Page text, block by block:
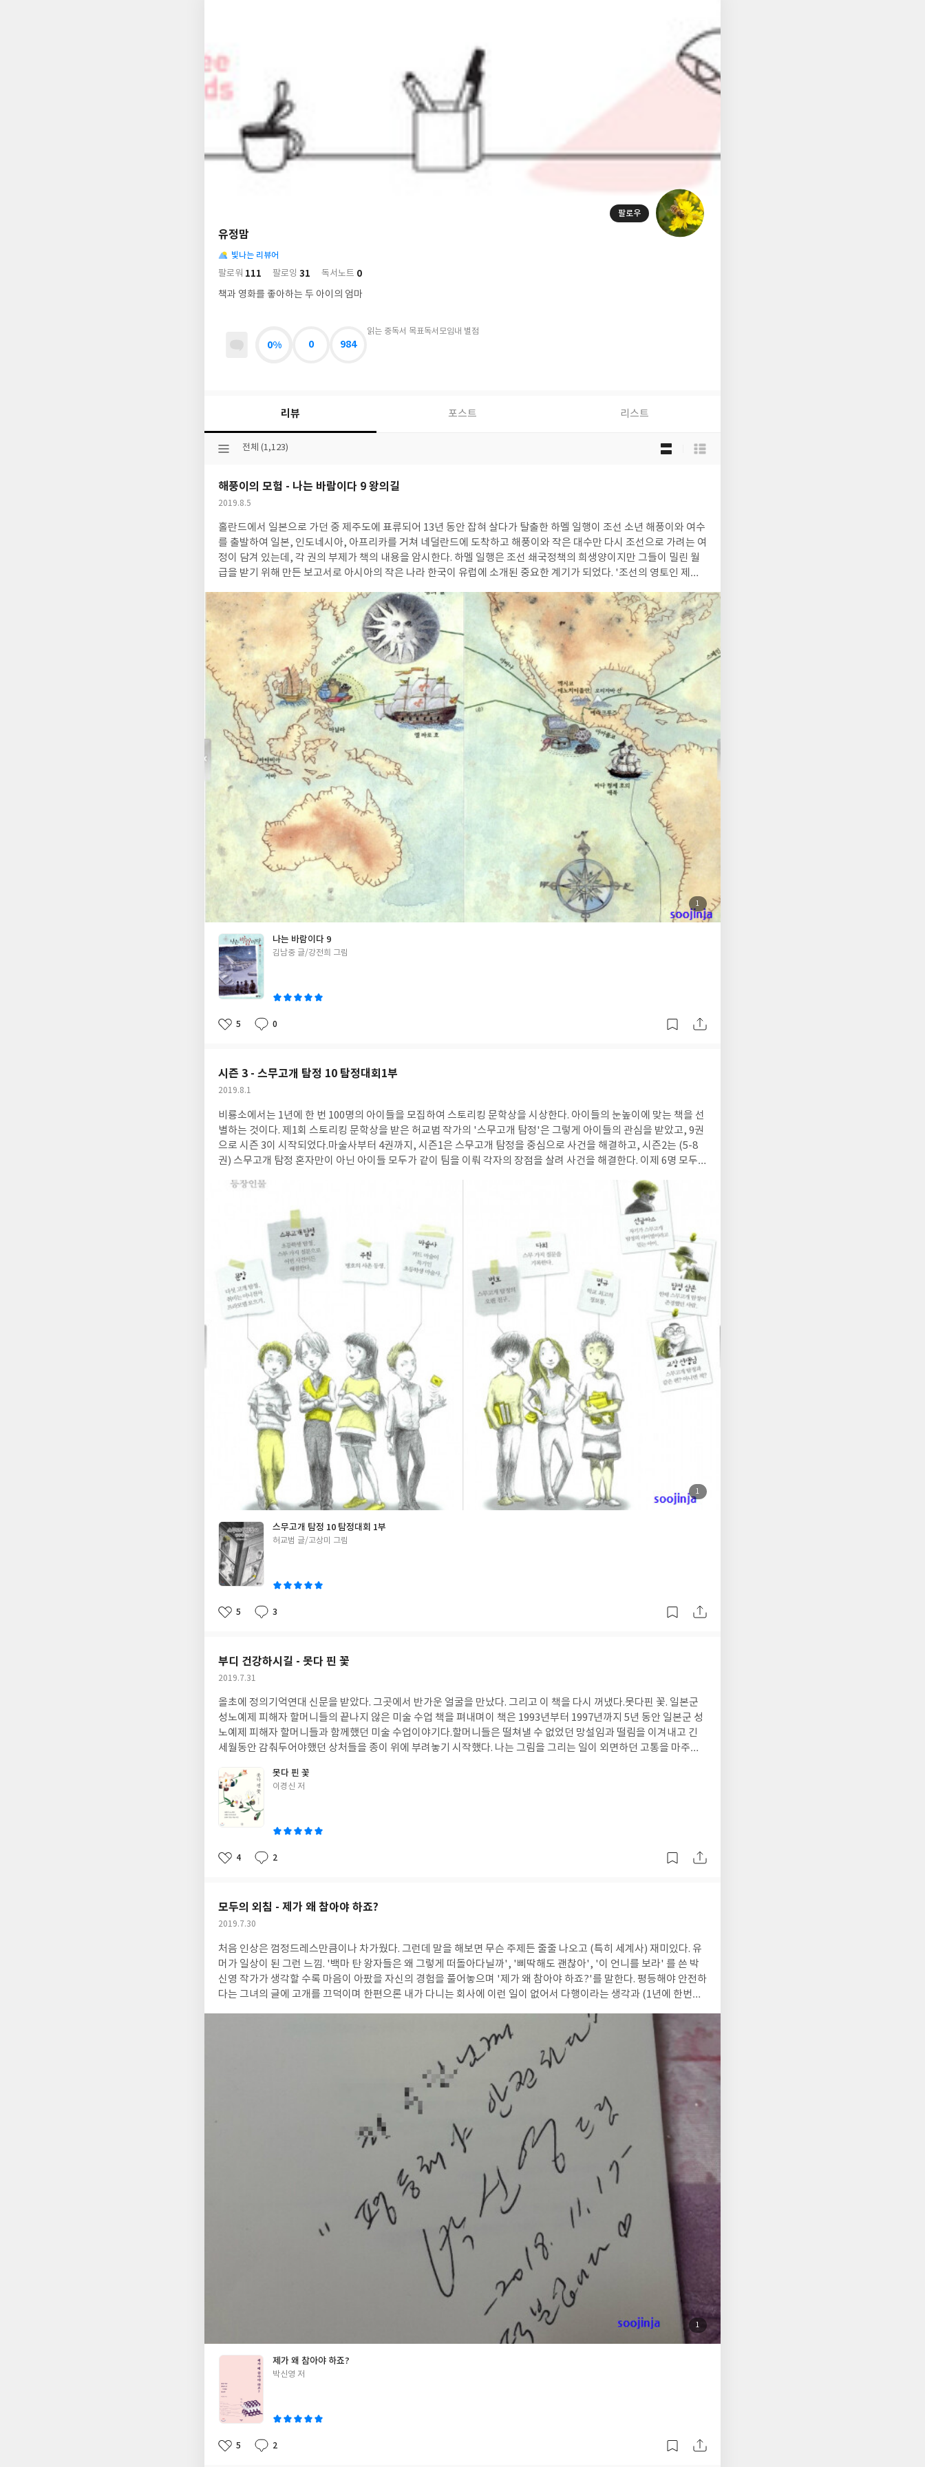
저
팔로우
유정맘
님
의
사
락
빛나는 리뷰어
팔로워 111 팔로잉 31 독서노트 0
책과 영화를 좋아하는 두 아이의 엄마
읽는 중독서 목표
0%
독서모임
0
내 별점
984
리뷰 포스트 리스트
선
분
류
전체 (1,123)
해풍이의 모험 - 나는 바람이다 9 왕의길
작
일
2019.8.5
홀란드에서 일본으로 가던 중 제주도에 표류되어 13년 동안 잡혀 살다가 탈출한 하멜 일행이 조선 소년 해풍이와 여수
를 출발하여 일본, 인도네시아, 아프리카를 거쳐 네덜란드에 도착하고 해풍이와 작은 대수만 다시 조선으로 가려는 여
정이 담겨 있는데, 각 권의 부제가 책의 내용을 암시한다. 하멜 일행은 조선 쇄국정책의 희생양이지만 그들이 밀린 월
급을 받기 위해 만든 보고서로 아시아의 작은 나라 한국이 유럽에 소개된 중요한 계기가 되었다. '조선의 영토인 제주
가사키로 탈출할 때까지 경험한 사건 및 조선 백성의 관습과 국토의 상황에 대한 보고서.' (네덜란드 동인도회사에 조
선에서의 13년 일본에서의 1년 밀린 월급을 받기 위한 보고서) 네덜란드에 도착하였지만 적응하지 못한 작은 대수는
해풍이와 조선으로 가려는데 사고가 생겨 해풍과 떨어져 다른 배를 타게 되고 뜻하지 않게 해적선인 바다 형제 호에 탑
승하고, 작은 대수와 만났던 노예선에 있던 검은공주 코코는 해풍이와 만나게 된다. 탈출 노예인 코코는 해풍이의 도
움으로 자유가 되고, 누에나 에스파냐에서 태어난 스페인인을 말하는 '크리오요'인 코레아라는 이름을 가진 사람과
만나 쿠바의 아바나에서 멕시코 만의 베라크루즈로 향한다. (조선은 Corea, 아저씨는 Correa) 노예의 기억을 잊을 수
있는 곳으로 가고 싶은 코코는 같은 배에 탄 후안이 알려준 코르도바에 있는 얀가의 왕국 (흑인 노예들이 자유로운 곳)
으로 가고 싶어하고, 해풍이는 조선에 가고 싶어한 작은 대수가 아시아로 가는 해적선을 타기 위해서 스스로 해적이
되었다는 사실을 알고 아카풀코에서 마닐라로 가는 배를 타려고 한다. 아시아의 필리핀에서 유럽의 스페인까지 이어
진 길은 스페인 왕의 광대한 영토를 이은 길로 카미노 레알 즉 왕의 길로 부른다. 얀가의 왕국으로 불리는 마을에서 만
난 소토코는 코코를 받아들이고, 노예였던 코코를 탈출시키고, 노예가 될 것 같은 해풍이를 보호해주는 코레아에게 호
감을 갖고, 코레아는 소토코와 은밀한 이야기를 한다. 마을을 기웃거리다 수상하게 여긴 사람들에게 잡힌 후안은 신부
를 죽인 도둑으로 몰리자 자신은 누에바 에스파냐의 부왕인 세바스찬 님의 지시로 노예의 실상을 조사하는 신부이며,
부왕에게 코코를 데려가고 싶다고 말한다. 코코와 해풍이의 이야기를 들은 부왕은 심각한 노예문제를 꺠닫는다. 네덜
란드 서인도 회사에서 잡아 누에바 에스파냐로 들어온 노예들을 보며 노예제 금지를 검토하는 중이다. 스페인 정복자
에르난 코르테즈는 아즈텍 제국의 수도였던 텍스코코 호수에 지어진 물 위의 도시 테노치티틀란을 파괴한 뒤 스페인
식 새 도시를 건설하고 신전을 무너뜨려 대성당을 건축하는 재료로 사용하고 황궁도 파괴해 부왕이 사는 궁전을 지었
다. '죽은 자들의 길'을 따라 간 '사라진 자들의 도시', 테오티우아칸. 태양의 피라미드와 달의 피라미드. 북부의 푸에블
로족, 서북쪽의 치치메카족, 남쪽의 마야족 등 전사의 후예들인 인디오와 인디오와 크리오요, 스페인과 인디오, 스페
인과 흑인, 흑인과 인디오 사이에 태어난 많은 사람들이 스페인으로부터 독립하여 새 나라를 만들고 싶어했고, 이제
얀가의 왕국의 소코토도 동참하고, 인디오 엽합 전사들은 아카풀코를 습격할 반란 계획을 세우고 후안 신부는 몰래 엿
듣는다. 노예제 금지를 검토하겠다는 부왕에게 재촉을 하지만 부왕은 고민만 한다. 부왕은 해풍이를 도와주기로 결정
하고 마닐라행 승선 명령서와 마닐라 총독에게 줄 명령서도 준비시키며 조선으로 돌아가면 스페인의 도움을 받았다
고 말하라고 한다. 전쟁의 패배와 지나친 수입으로 엄청난 빚더미에 앉은 스페인에 엄청난 은을 보내고 있으며 항상 반
란을 걱정하여 많은 사람들이 첩자와 정보원으로 흩어져있다. 반란, 후안 그리고 부왕의 행동으로 인한 해풍이의 여정
이 불안해진다. 그리고 마닐라를 향해 출항하려는 무역선을 노리는 바다 형제 호. 해풍이와 작은 대수는 언제 만날 수
있을까... 해풍이는 조선으로 돌아가야 할 이유를 하나 더 찾았다. 조선 밖에서 어떤 일이 벌어지는지 알지 못하면 다른
와 일제강점기가 겹치고 아직도 해결되지 않은 일본군 성노예제와 강제징용에 화가 나고, 이제 일본의 백색국가에서
바람이다 1 빨간 수염 사나이 하멜’해풍이의 모험 ‘나는 바람이다 2 나가사키에 부는 바람’해풍이의 모험 "나는 바람이
다 3 바타비아의 소년 해적"해풍이의 모험 "나는 바람이다 4 동인도 회사의 비밀"해풍이의 모험 "나는 바람이다 5 튈
의 모험 - 나는 바람이다 8 검은 공주
첨
부
된
사
1
나는 바람이다 9
글
김남중 글/강전희 그림
좋
5
댓
0
작
시즌 3 - 스무고개 탐정 10 탐정대회1부
작
일
2019.8.1
비룡소에서는 1년에 한 번 100명의 아이들을 모집하여 스토리킹 문학상을 시상한다. 아이들의 눈높이에 맞는 책을 선
별하는 것이다. 제1회 스토리킹 문학상을 받은 허교범 작가의 '스무고개 탐정'은 그렇게 아이들의 관심을 받았고, 9권
으로 시즌 3이 시작되었다.마술사부터 4권까지, 시즌1은 스무고개 탐정을 중심으로 사건을 해결하고, 시즌2는 (5-8
권) 스무고개 탐정 혼자만이 아닌 아이들 모두가 같이 팀을 이뤄 각자의 장점을 살려 사건을 해결한다. 이제 6명 모두
기증 난다. 1부라니.. 멋진 팀웍으로 이루어진 탐정 사무소에 위기가 찾아온 9권 숨겨진 카드 이후, 아직 스무고개 탐정
의 본명과 어떻게 오래 전부터 탐정에 관심을 갖게 되었는지는 밝혀지 않고 10권은 탐정대회를 준비하는 아이들의 모
습이 나온다. 10권이 되니 아이들 모습도 이름도 친근하다. 성격과 특징을 잘 보여주는 등장인물 소개. 이틀 동안 벌어
질 탐정대회에 참가한 스무고개 탐정. 문양과 둘만 남아 탐정 사무소를 지켰는데 예선전에 참가할 문양과 함께 명규,
다희, 마술사 그리고 주원까지 문양이를 응원하기 위해 방문한다. 물론 스무고개 탐정도. 본선 진출자인 스무고개 탐
정은 여덟 명이 모인 대기장소로 가고, 문양이는 예선전에 참가한다. 어린이 탐정 대회는 본선 진출차가 추천한 사람
과 탐정학교에 다니는 어린이 탐정 89명이 예선전을 치르고, 예선을 통과한 8명이 본선 진출차와 파트너가 된다. 문양
을 제외한 아이들이 슬그머니 사라지고 마술사와 주원이가 문양이를 응원을 한다. 스무고개 탐정이 추천한 문양이는
물론 다희 그리고 또 다른 친구도 예선에 참가한다. 그리고 그들이 처음 맞이한 문제는 초시계를 걸고 지도를 보면서
목적지에 도착하는 것. "아래 지도를 참고해서 제한 시간 60분 안에 목적지까지 도착해야 합니다" 본선 진출자들이 모
인 대기장소에서는 엄청난 긴장감이 흐르는데 스무고개 탐정과 그를 라이벌로 생각하는 선글라스와 두 명의 부하, 나
쁜 짓을 저질러 병호에게 마음의 상처를 남겨 집 밖으로 나오지 못하게 만든 과거의 원수, 병호를 대신하여 참석한 명
규, 그리고 또 다른 3명이 서로를 견제한다. 특히 선글라스가 스무고개 탐정을. 어찌어찌해서 문양,다희, 임목은 1단계
를 통과하고 (관찰력과 행운 측정)2단계는 퀴즈를 푸는 일대일 대결의 3판 2선승제. 3단계 추리 대결은 두 명이 한 팀
으로 상대팀과 팀장과 도둑이 되어 상대 팀의 도둑 맞추기.(지시 사항에는 의미를 아는 사람에게는 중요한 문제들이
숨어 있다)마지막 4단계 추리 대결은 한 팀이 또 일대일 대결을 한다. 3판 2선승제.대결이 모두 끝나고 여덟 명의 예선
통과자들이 정해졌다.그런데 선글라스를 따라 나간 스무고개 탐정이 보이지 않고 선글라스는 이상한 이야기를 중얼
거린다. 도대체 둘 사이에 무슨 일이 벌어졌고, 탐정대회는 제대로 이뤄질지, 아이들을 완벽하게 통제하려는 높은 사
람은 이 사건도 그의 생각대로 되고 있는지 모든 것이 궁금한채로 10권이 끝난다. 작가의 말.여러분이 스무고개 탐정
의 이야기에 매력을 느낀다면 그것은 이야기 속에 주인공이 너무 많기 때문이 아닐까 생각한다. 작가의 말대로 주인공
만 주인공이 아니다. 조연도 자신의 인생에서는 주인공이니까. 탐정을 뽑으려는 대회여서 흥미진진하고 각 단계마다
특징이 있어 맞추는 재미도 있고 허를 찌르는 결말도 좋다. 탐정 삼촌의 의미심장한 말들도 그렇고 이 탐정 대회는 뭔
가 의심스러운 부분도 꽤 있다. 1부라서 궁금하게 끝나서 궁금한 것도 많고 당황스럽기도 하다. 그런데 정말 스무고개
탐정이 어떻게 된 걸까? 이 대회가 공정하다고 쉽게 믿으면 곤란하단다. 이 대회를 연 사람은 자기 마음대로 모든 일을
조정하는 걸 좋아하거든.82페이지. 탐정 삼촌.결국 언젠가는 그만두게 될 거다. 그 이름도 사라질 거야. 106페이지. 스
무고개 탐정왜 이런 대회를 만들었는지 이유를 생각해야 돼. 안 그러면 너희들은 지고 말 거다.132페이지. 탐정 삼촌.
리뷰이런 이야기 어때? ‘스무고개 탐정과 마술사’ 더 흥미진진한 '스무고개 탐정 2 고양이 습격사건' "스무고개탐정 3
기 "스무고개 탐정 6 엘리트클럽의위기"새로운 전환 '스무고개탐정 7 악당과 탐정'위기와 반전 '스무고개탐정 8 푸른
첨
부
된
1
스무고개 탐정 10 탐정대회 1부
글
허교범 글/고상미 그림
좋
5
댓
3
작
부디 건강하시길 - 못다 핀 꽃
작
일
2019.7.31
올초에 정의기억연대 신문을 받았다. 그곳에서 반가운 얼굴을 만났다. 그리고 이 책을 다시 꺼냈다.못다핀 꽃. 일본군
성노예제 피해자 할머니들의 끝나지 않은 미술 수업 책을 펴내며이 책은 1993년부터 1997년까지 5년 동안 일본군 성
노예제 피해자 할머니들과 함께했던 미술 수업이야기다.할머니들은 떨쳐낼 수 없었던 망설임과 떨림을 이겨내고 긴
세월동안 감춰두어야했던 상처들을 종이 위에 부려놓기 시작했다. 나는 그림을 그리는 일이 외면하던 고통을 마주하
기를 지금에서야 꺼내게 된 것은, 2015년 박근혜 정부의 '한일위안부 피해자 문제 합의'가 계기가 되었다.가장 고마웠
던 분들은 강덕경, 김순덕, 이용녀, 이용수 할머니다. 나눔의 집 자원봉사자 모집과 일본군 성노예제 피해자임을 최초
로 증언한 김학순 할머니의 이야기를 접하고, 마치 끌리듯이 할머니들을 만나는 것이 인생의 본질을 대면하는 것이라
고 스스로에게 의미를 부여하고 그곳을 찾아가고, 어색함과 긴장감으로 후회하면서도 미술수업을 시작한다. 김순덕,
이용녀, 강덕경 할머니는 처음 갖게 된 미술용품에 대한 기쁨이나 호기심보다는 탐탁치 않음을 표정으로 드러내고 의
심스러워한다. 작가는 할머니들이 다시 학생이 되어 그림 그리는 기쁨을 느낄 수 있게 하는 것을 수업의 목표로 삼아
용하고 말수가 적고 세상과 타협하지 않는 강단과 자존심, 그림에 대한 특별한 재능을 가진 강덕경 할머니. 전쟁에서
살아 돌아온 일본군 성노예 여성들은 자신이 당한 일에 대해 말을 하지 않고 자신의 잘못이라 자책하며 기억을 빨리 잊
으려고 했기에 일본은 성노예제 문제는 역사에서 완벽하게 지워졌다. 오랜 세월 동안 치유받지 못한 내면의 상처로 인
해 괴팍한 할머니가 되어갔으며, 일본군이 저지른 조직적인 성폭력을 구체적 증언으로 고발하는 일은 일본군 성노예
로 끌려간 사건 이래 할머니들의 인생을 송두리째 바꾼 변화이자 중요한 변곡점이 되었다. 미술 선생으로서 할머니들
이 당신들의 고통을 그림으로 그려보면 좋겠다고 생각하기 시작했고 서서히 미술 치료 방법인 심상표현을 시작한다.
마음을 표현하고 그러다 차츰 고통을 표현하는 할머니들. 화려한 선도 있고, 구불거리는 선도 있고, 고향의 모습을 그
수 화가의 '제국의 희생된 여성들'의 그림을 보고 그림 속 처녀와 자신을 동일시하며 창피함과 분노를 느낀 할머니들
기하게 된다. 할머니의 과거와 그림을 보며 나름대로 그림을 해석하며 급하지 않게 할머니들의 마음을 어루만져준다.
1995년 일본에서 '구 일본군에 인한 성적 피해 여성을 지원하는 모임' 전시회에 초대되어 강덕경 김순덕 할머니와 다
녀온다. 할머니들이 그림을 그리고 전시하는 것은 단순히 과거 역사의 피해자에 머무르지 않고 한 인간으로서 현재를
살고 있음을 보여주며 관객들은 그림 전시를 통해 일본군에게 당한 끔찍한 상처를 그림으로 치유하며 살아가는 할머
제 문제가 역사책의 한 페이지에 마침표로 끝나는 과거가 아닌 아직 끝나지 않은 해결해야 할 우리의 문제임을 알게 되
화'는 아픔 그 자체이고, '한 명'은 영화 '귀향'과 '아이 캔 스피크'를 떠올린다. 위안부라고 불리던 단어를 이젠 일본군
성노예제 피해자라고 부른다. 어감이 더 강해져서 거부감이 들긴 하지만 사실이니까. 십대의 소녀들이 이젠 구십대의
할머니가 되셨다. 몸과 마음 모두 상처가 가득하시리라. 하지만 내가 뭐라고 할 말이 있을까..세 소녀 이야기 "몽화"기
못다 핀 꽃
글
이경신 저
좋
4
댓
2
작
모두의 외침 - 제가 왜 참아야 하죠?
작
일
2019.7.30
처음 인상은 껌정드레스만큼이나 차가웠다. 그런데 말을 해보면 무슨 주제든 줄줄 나오고 (특히 세계사) 재미있다. 유
머가 일상이 된 그런 느낌. '백마 탄 왕자들은 왜 그렇게 떠돌아다닐까', '삐딱해도 괜찮아', '이 언니를 보라' 를 쓴 박
신영 작가가 생각할 수록 마음이 아팠을 자신의 경험을 풀어놓으며 '제가 왜 참아야 하죠?'를 말한다. 평등해야 안전하
다는 그녀의 글에 고개를 끄덕이며 한편으론 내가 다니는 회사에 이런 일이 없어서 다행이라는 생각과 (1년에 한번씩
러 분야에서 미투가 터져나왔는데, 영화판에서 일을 하다보니 영화배우와 관련된 미투를 특히 많이 접했는데 그 배우
분량만큼 영화를 새로 찍기도 하고 개봉을 보류한 사례도 봤다. 작가의 말 직장내 성폭력 사건 폭력 사건 피해를 입었
을 뿐인데 제게 손가락질을 하는 사람들에게 더 큰 충격을 받았습니다. 다른 폭력 사건은 가해자가 비난받고 피해자는
보호받건만, 왜 '성'폭력 사건만은 유독 피해자가 비난받고 있을까요? 인간에 대한 성'폭력' 사건인데 '성'폭력 사건
으로 여겨 피해 '여성'에게서 원인을 찾기 때문입니다.같이 싸워서 세상을 바꾸어 볼 생각을 하는 당신을 위해 이 책을
씁니다. 우리는 더 이상 칸막이 속에 고립되어 혼자 우는 유령이 아니니까요. 미투, 나는 고발한다. 위드유, 당신과 함
께 세상을 바꾸겠다. 솔직함과 당당함과 유머를 섞은 이야기에 마음이 아팠다. 그녀가 왜 싸움닭이 될 수 밖에 없는지
알게 되면서 이젠 그 마음마저도 당당함으로 느껴진다. 그녀의 잘못은 없으니까. 이익, 누명, 도리, 이용당하기, 고소
진행 당시의 문서들을 찾기 위해 검찰청 민원실에 사건기록을 연람하고 등사하는 모습이 눈에 선하다. 자칭 명랑한 연
쇄싸움마. 사회에 뿌리 깊이 박혀 있는 성차별과 강간 문화에 대한 이야기와 "가해자 같이 생긴 가해자는 없다며 자신
의 우월한 지위를 이용해 저지르는 권력형 성폭력"으로 인한 그녀의 사례를 보며 왜 피해를 당한 자는 천재일 수 밖에
없는지 여자라면 한번쯤은 당해봤을 폭력 증언에 (나도 아무도 없는 골목길에서 가슴을 움켜잡았던 넘을 기억한다. 그
미x넘이 웃고 그냥 갔기에 망정이지 생각할수록 겁이 덜컥 난다.) 그렇게 많냐며 놀라는 남자들을 이젠 이해하고 싶지
도 않고 내 남자는 여직원들에게 이상한 눈길도 이상한 말도 하지 말라고 단단히 이른다. 작년 10월29일에 반갑게 데
려와서 형광펜으로 줄을 치며 읽고 11월17일 작가의 하트가 담긴 싸인을 받았는데 도저히 머리 속이 정리되지 않아 이
제야 올린다. 지금도 이렇게 저렇게 정리하다 2시간이 훌쩍 흘렀다. 말조심 몸조심 하라고 말해주는게 전부일까 혼자
첨
부
사
1
제가 왜 참아야 하죠?
글
박신영 저
좋
5
댓
2
작